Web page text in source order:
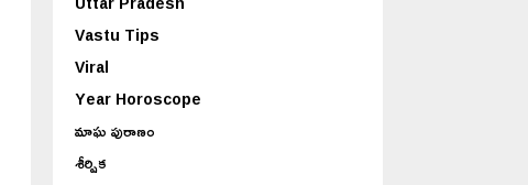
Vastu Tips
Viral
Year Horoscope
మాఘ పురాణం
శీర్షిక